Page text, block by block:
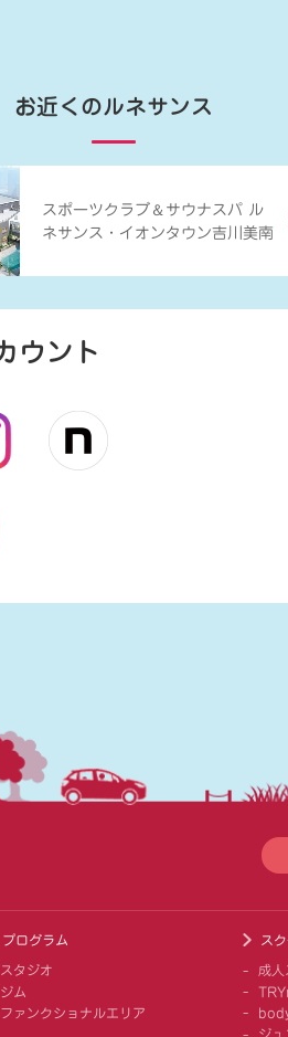
お近くのルネサンス
スポーツクラブ ＆ サウナスパ ル
ネサンス・イオンタウン吉川美南
ウント
プログラム
スタジオ
ジム
ファンクショナルエリア
ス
成人
ジュ